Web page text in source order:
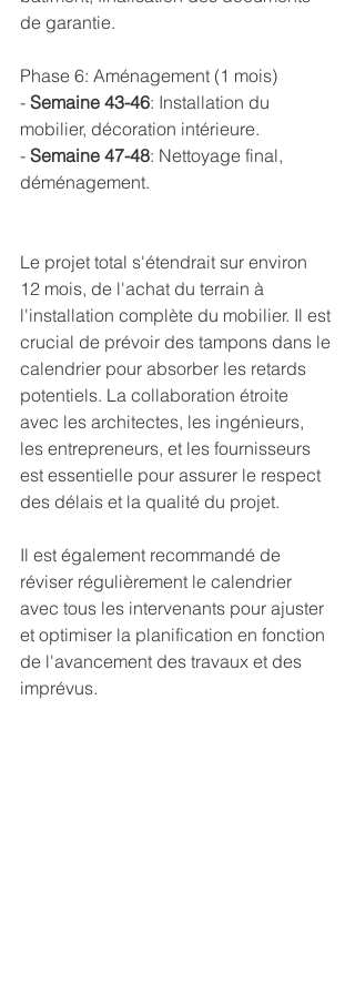
de garantie.
Phase 6: Aménagement (1 mois)
- Semaine 43-46: Installation du
mobilier, décoration intérieure.
- Semaine 47-48: Nettoyage final,
déménagement.
Le projet total s'étendrait sur environ
12 mois, de l'achat du terrain à
l'installation complète du mobilier. Il est
crucial de prévoir des tampons dans le
calendrier pour absorber les retards
potentiels. La collaboration étroite
avec les architectes, les ingénieurs,
les entrepreneurs, et les fournisseurs
est essentielle pour assurer le respect
des délais et la qualité du projet.
Il est également recommandé de
réviser régulièrement le calendrier
avec tous les intervenants pour ajuster
et optimiser la planification en fonction
de l'avancement des travaux et des
imprévus.